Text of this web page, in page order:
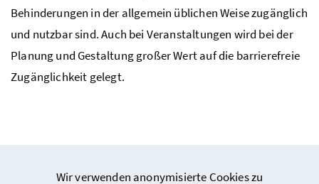
Wir verwenden anonymisierte Cookies zu
Behinderungen in der allgemein üblichen Weise zugänglich
und nutzbar sind. Auch bei Veranstaltungen wird bei der
Planung und Gestaltung großer Wert auf die barrierefreie
Zugänglichkeit gelegt.
Webseiten Kunst und Kultur